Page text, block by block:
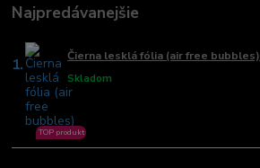
Najpredávanejšie
1. Čierna lesklá fólia (air free bubbles)
Skladom
TOP produkt